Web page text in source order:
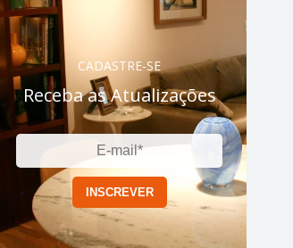
CADASTRE-SE
Receba as Atualizações